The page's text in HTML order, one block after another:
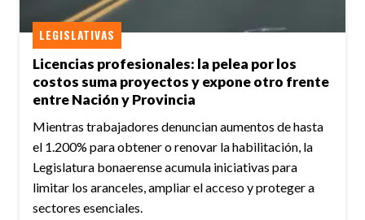
Licencias profesionales: la pelea por los
costos suma proyectos y expone otro frente
entre Nación y Provincia
LEGISLATIVAS
Mientras trabajadores denuncian aumentos de hasta
el 1.200% para obtener o renovar la habilitación, la
Legislatura bonaerense acumula iniciativas para
limitar los aranceles, ampliar el acceso y proteger a
sectores esenciales.